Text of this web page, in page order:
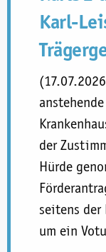
Karl-
der
Hürde
seitens
um ein